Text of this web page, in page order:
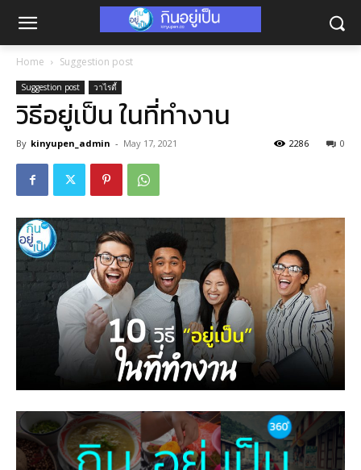
Home Suggestion post
Suggestion post วาไรตี้
วิธีอยู่เป็น ในที่ทำงาน
By kinyupen_admin - May 17, 2021 0
2286